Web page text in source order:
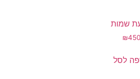
שמות
₪
לסל